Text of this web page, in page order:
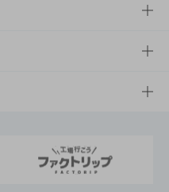
ビリティ経営